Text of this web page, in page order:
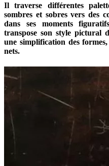
Il traverse différentes
sombres et sobres vers des
dans ses moments
transpose son style pictural
une simplification des
nets.